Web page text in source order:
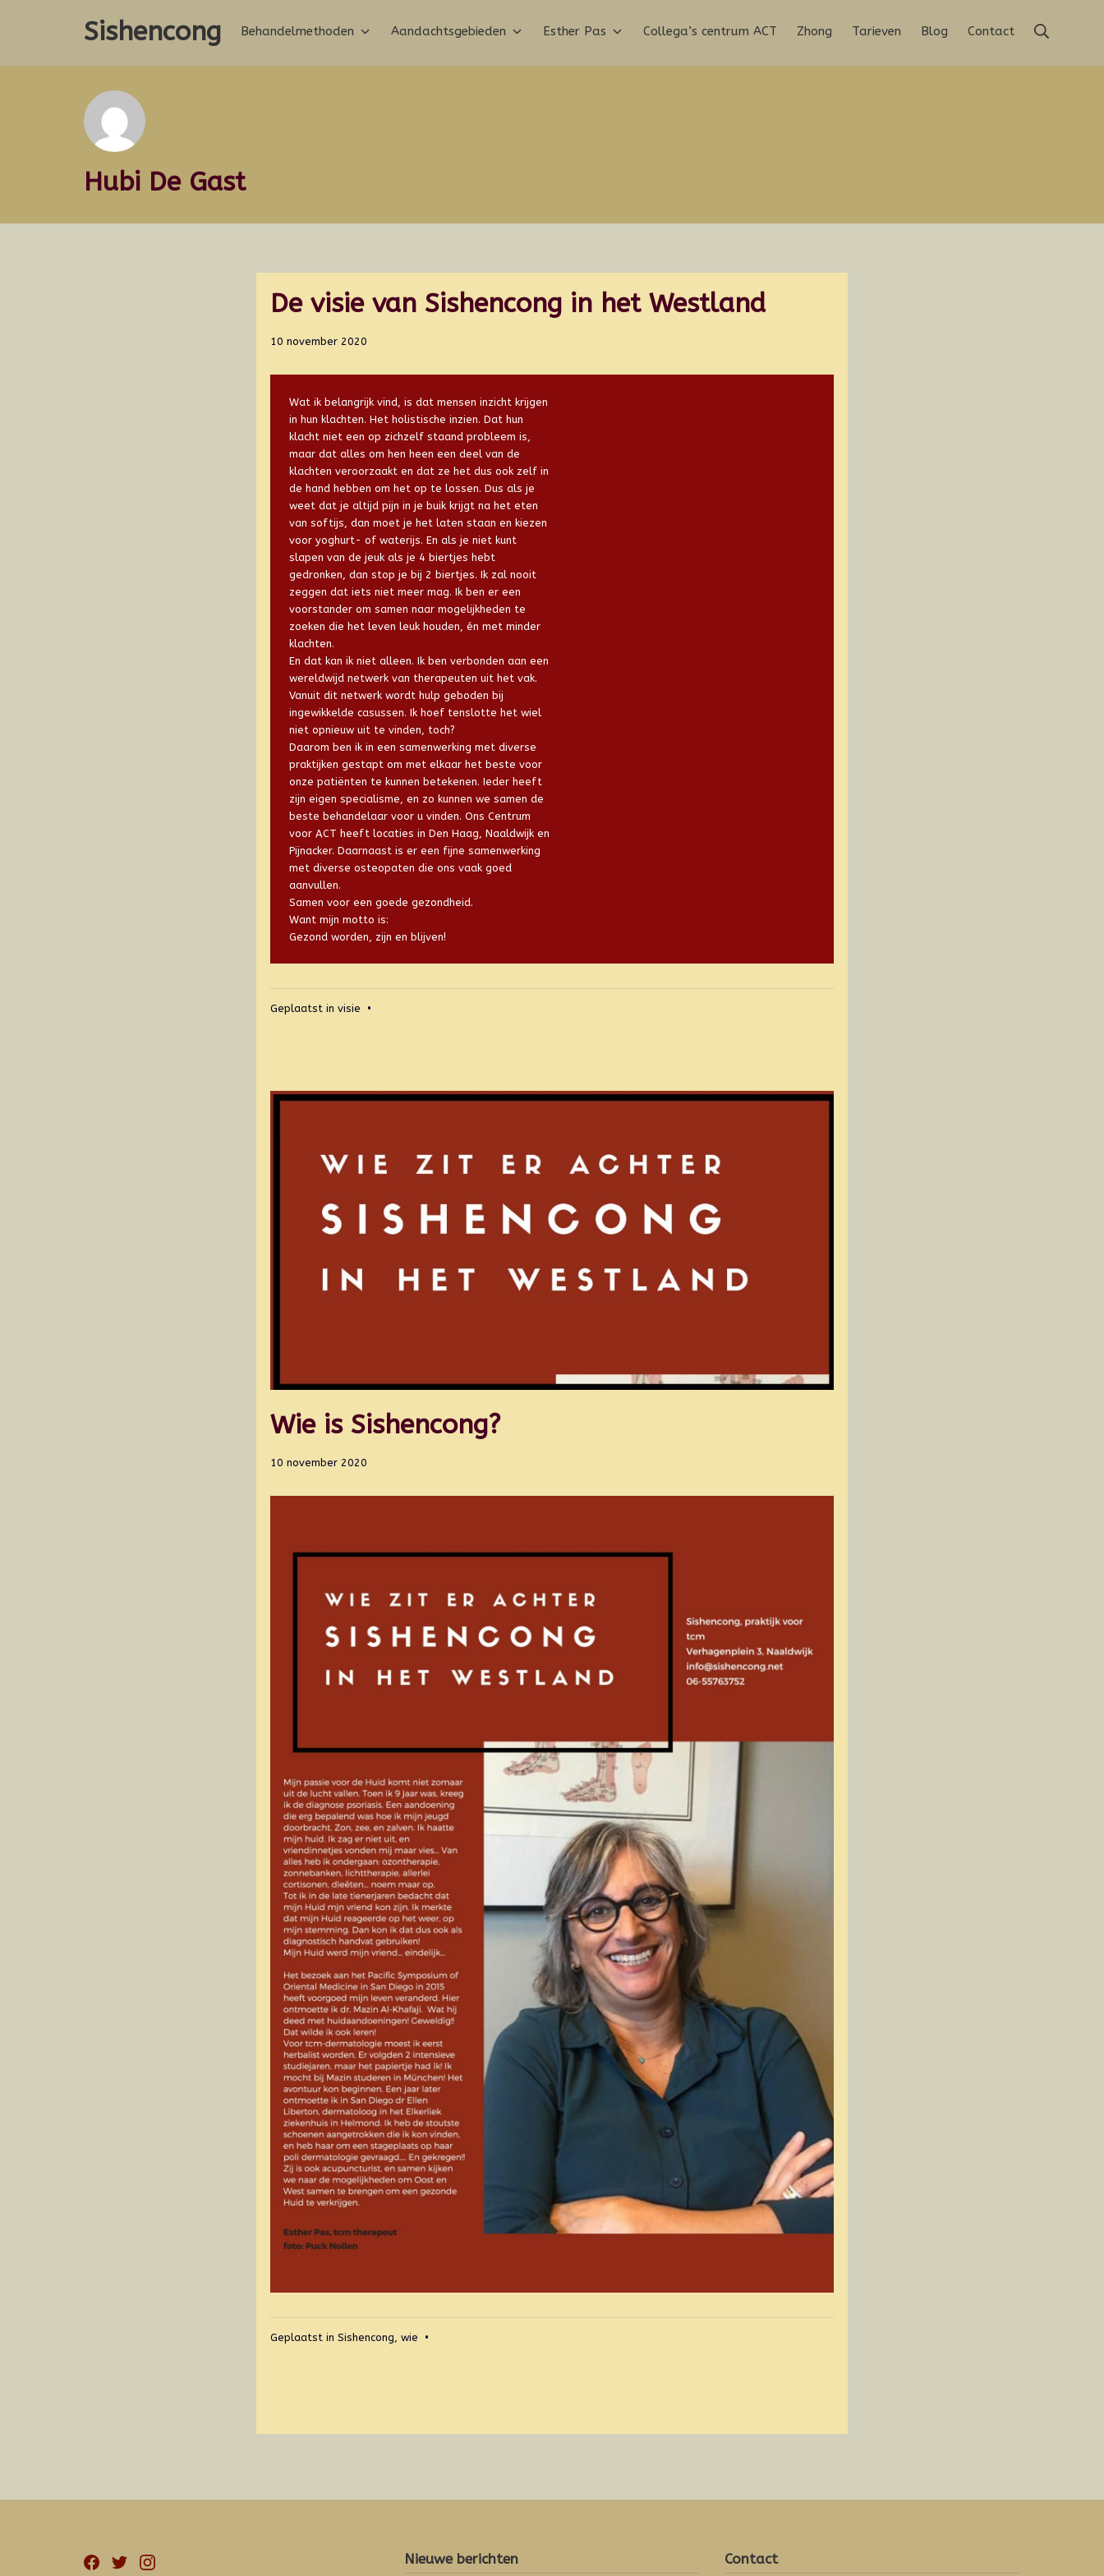
inhoud
Sishencong Behandelmethoden Aandachtsgebieden Esther Pas Collega’s centrum ACT Zhong Tarieven Blog Contact
Hubi De Gast
De visie van Sishencong in het Westland
10 november 2020
Wat ik belangrijk vind, is dat mensen inzicht krijgen
in hun klachten. Het holistische inzien. Dat hun
klacht niet een op zichzelf staand probleem is,
maar dat alles om hen heen een deel van de
klachten veroorzaakt en dat ze het dus ook zelf in
de hand hebben om het op te lossen. Dus als je
weet dat je altijd pijn in je buik krijgt na het eten
van softijs, dan moet je het laten staan en kiezen
voor yoghurt- of waterijs. En als je niet kunt
slapen van de jeuk als je 4 biertjes hebt
gedronken, dan stop je bij 2 biertjes. Ik zal nooit
zeggen dat iets niet meer mag. Ik ben er een
voorstander om samen naar mogelijkheden te
zoeken die het leven leuk houden, én met minder
klachten.
En dat kan ik niet alleen. Ik ben verbonden aan een
wereldwijd netwerk van therapeuten uit het vak.
Vanuit dit netwerk wordt hulp geboden bij
ingewikkelde casussen. Ik hoef tenslotte het wiel
niet opnieuw uit te vinden, toch?
Daarom ben ik in een samenwerking met diverse
praktijken gestapt om met elkaar het beste voor
onze patiënten te kunnen betekenen. Ieder heeft
zijn eigen specialisme, en zo kunnen we samen de
beste behandelaar voor u vinden. Ons Centrum
voor ACT heeft locaties in Den Haag, Naaldwijk en
Pijnacker. Daarnaast is er een fijne samenwerking
met diverse osteopaten die ons vaak goed
aanvullen.
Samen voor een goede gezondheid.
Want mijn motto is:
Gezond worden, zijn en blijven!
Geplaatst in visie •
Wie is Sishencong?
10 november 2020
Geplaatst in Sishencong, wie •
Facebook
Twitter
Instagram Nieuwe berichten Contact